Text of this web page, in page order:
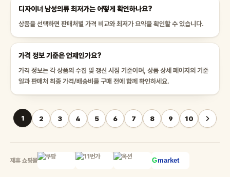
디자이너 남성의류 최저가는 어떻게 확인하나요?
상품을 선택하면 판매처별 가격 비교와 최저가 요약을 확인할 수 있습니다.
가격 정보 기준은 언제인가요?
가격 정보는 각 상품의 수집 및 갱신 시점 기준이며, 상품 상세 페이지의 기준
일과 판매처 최종 가격/배송비를 구매 전에 함께 확인하세요.
1 2 3 4 5 6 7 8 9 10
제휴 쇼핑몰